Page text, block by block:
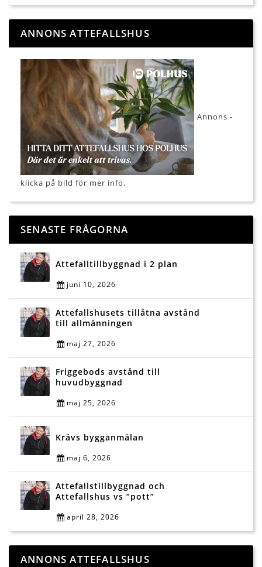
ANNONS ATTEFALLSHUS
Annons -
klicka på bild för mer info.
SENASTE FRÅGORNA
Attefalltillbyggnad i 2 plan
juni 10, 2026
Attefallshusets tillåtna avstånd
till allmänningen
maj 27, 2026
Friggebods avstånd till
huvudbyggnad
maj 25, 2026
Krävs bygganmälan
maj 6, 2026
Attefallstillbyggnad och
Attefallshus vs “pott”
april 28, 2026
ANNONS ATTEFALLSHUS